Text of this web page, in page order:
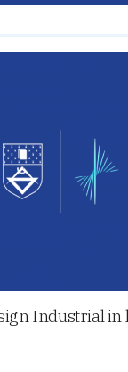
Industrial in